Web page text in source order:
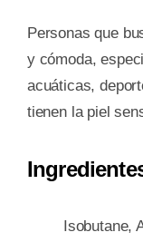
Personas que
y cómoda,
acuáticas,
tienen la piel
Isobutane,